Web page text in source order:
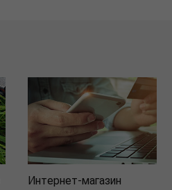
Интернет-магазин